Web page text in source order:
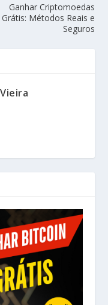
Ganhar Criptomoedas
Grátis: Métodos Reais e
Seguros